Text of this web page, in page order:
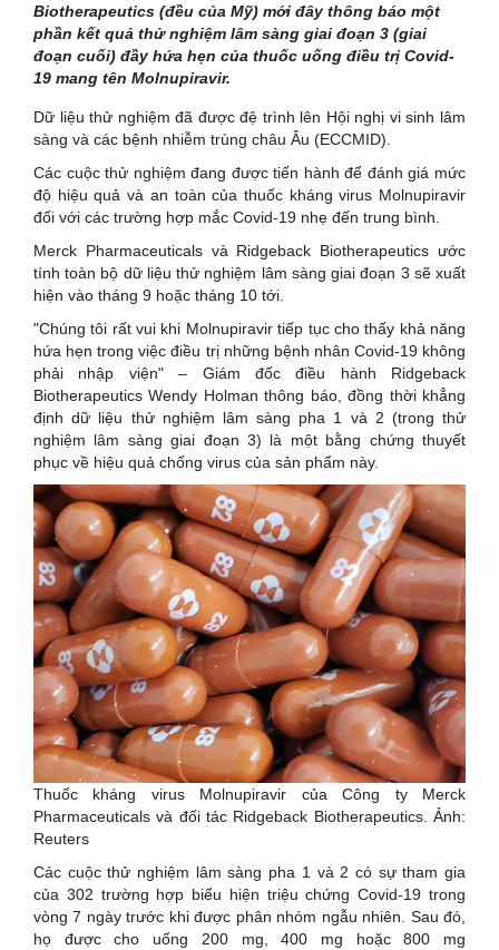
Biotherapeutics (đều của Mỹ) mới đây thông báo một
phần kết quả thử nghiệm lâm sàng giai đoạn 3 (giai
đoạn cuối) đầy hứa hẹn của thuốc uống điều trị Covid-
19 mang tên Molnupiravir.
Dữ liệu thử nghiệm đã được đệ trình lên Hội nghị vi sinh lâm
sàng và các bệnh nhiễm trùng châu Âu (ECCMID).
Các cuộc thử nghiệm đang được tiến hành để đánh giá mức
độ hiệu quả và an toàn của thuốc kháng virus Molnupiravir
đối với các trường hợp mắc Covid-19 nhẹ đến trung bình.
Merck Pharmaceuticals và Ridgeback Biotherapeutics ước
tính toàn bộ dữ liệu thử nghiệm lâm sàng giai đoạn 3 sẽ xuất
hiện vào tháng 9 hoặc tháng 10 tới.
"Chúng tôi rất vui khi Molnupiravir tiếp tục cho thấy khả năng
hứa hẹn trong việc điều trị những bệnh nhân Covid-19 không
phải nhập viện" – Giám đốc điều hành Ridgeback
Biotherapeutics Wendy Holman thông báo, đồng thời khẳng
định dữ liệu thử nghiệm lâm sàng pha 1 và 2 (trong thử
nghiệm lâm sàng giai đoạn 3) là một bằng chứng thuyết
phục về hiệu quả chống virus của sản phẩm này.
Thuốc kháng virus Molnupiravir của Công ty Merck
Pharmaceuticals và đối tác Ridgeback Biotherapeutics. Ảnh:
Reuters
Các cuộc thử nghiệm lâm sàng pha 1 và 2 có sự tham gia
của 302 trường hợp biểu hiện triệu chứng Covid-19 trong
vòng 7 ngày trước khi được phân nhóm ngẫu nhiên. Sau đó,
họ được cho uống 200 mg, 400 mg hoặc 800 mg